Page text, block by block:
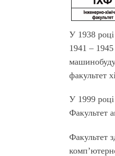
У 1938
1941 –
факультет
У 1999
Факультет
Факультет